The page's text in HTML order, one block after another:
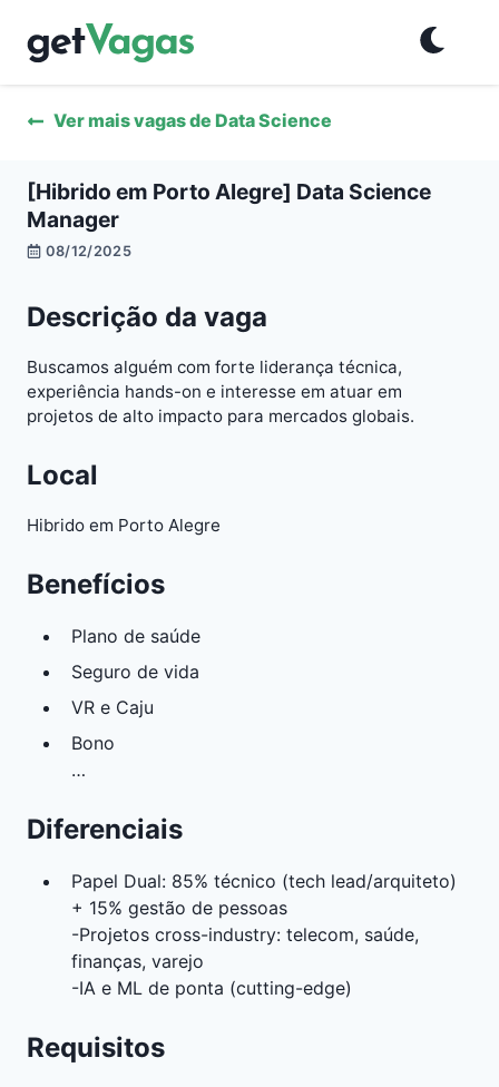
Ver mais vagas de Data Science
[Hibrido em Porto Alegre] Data Science
Manager
08/12/2025
Descrição da vaga
Buscamos alguém com forte liderança técnica,
experiência hands-on e interesse em atuar em
projetos de alto impacto para mercados globais.
Local
Hibrido em Porto Alegre
Benefícios
Plano de saúde
Seguro de vida
VR e Caju
Bono
…
Diferenciais
Papel Dual: 85% técnico (tech lead/arquiteto)
+ 15% gestão de pessoas
-Projetos cross-industry: telecom, saúde,
finanças, varejo
-IA e ML de ponta (cutting-edge)
Requisitos